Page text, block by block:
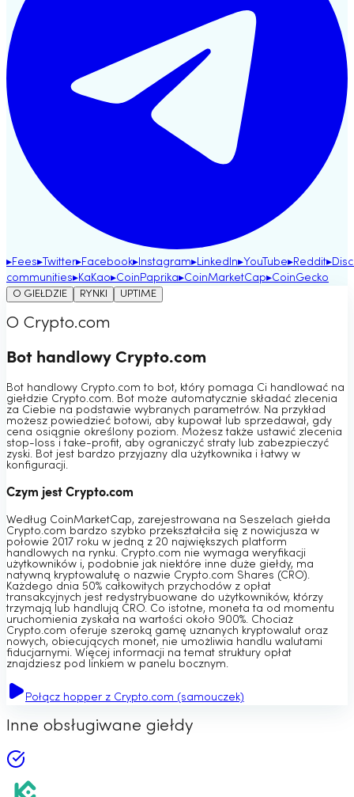
▸Fees▸ Twitter▸Facebook▸ Instagram▸LinkedIn▸YouTube▸Reddit▸
communities▸KaKao▸CoinPaprika▸CoinMarketCap▸CoinGecko
O GIEŁDZIE
RYNKI UPTIME
O Crypto.com
Bot handlowy Crypto.com
Bot handlowy Crypto.com to bot, który pomaga Ci handlować na
giełdzie Crypto.com. Bot może automatycznie składać zlecenia
za Ciebie na podstawie wybranych parametrów. Na przykład
możesz powiedzieć botowi, aby kupował lub sprzedawał, gdy
cena osiągnie określony poziom. Możesz także ustawić zlecenia
stop-loss i take-profit, aby ograniczyć straty lub zabezpieczyć
zyski. Bot jest bardzo przyjazny dla użytkownika i łatwy w
konfiguracji.
Czym jest Crypto.com
Według CoinMarketCap, zarejestrowana na Seszelach giełda
Crypto.com bardzo szybko przekształciła się z nowicjusza w
połowie 2017 roku w jedną z 20 największych platform
handlowych na rynku. Crypto.com nie wymaga weryfikacji
użytkowników i, podobnie jak niektóre inne duże giełdy, ma
natywną kryptowalutę o nazwie Crypto.com Shares (CRO).
Każdego dnia 50% całkowitych przychodów z opłat
transakcyjnych jest redystrybuowane do użytkowników, którzy
trzymają lub handlują CRO. Co istotne, moneta ta od momentu
uruchomienia zyskała na wartości około 900%. Chociaż
Crypto.com oferuje szeroką gamę uznanych kryptowalut oraz
nowych, obiecujących monet, nie umożliwia handlu walutami
fiducjarnymi. Więcej informacji na temat struktury opłat
znajdziesz pod linkiem w panelu bocznym.
Połącz hopper z Crypto.com (samouczek)
Inne obsługiwane giełdy